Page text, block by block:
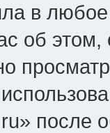
в
об
после